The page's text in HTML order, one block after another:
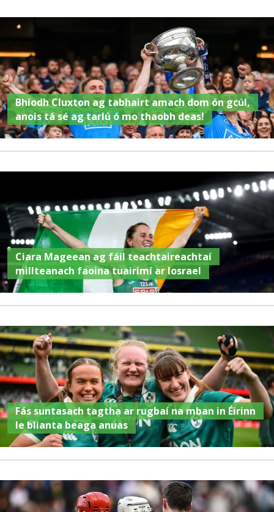
Bhíodh Cluxton ag tabhairt amach dom ón gcúl,
anois tá sé ag tarlú ó mo thaobh deas!
Ciara Mageean ag fáil teachtaireachtaí
millteanach faoina tuairimí ar Iosrael
Fás suntasach tagtha ar rugbaí na mban in Éirinn
le blianta beaga anuas